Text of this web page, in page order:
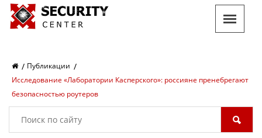
Публикации
Исследование «Лаборатории Касперского»: россияне пренебрегают
безопасностью роутеров